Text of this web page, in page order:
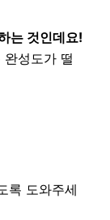
는 것인데요!
성도가 떨
록 도와주세